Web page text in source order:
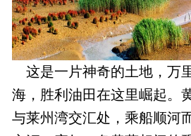
这是一片神奇的土地，万
海，胜利油田在这里崛起。
与莱州湾交汇处，乘船顺河